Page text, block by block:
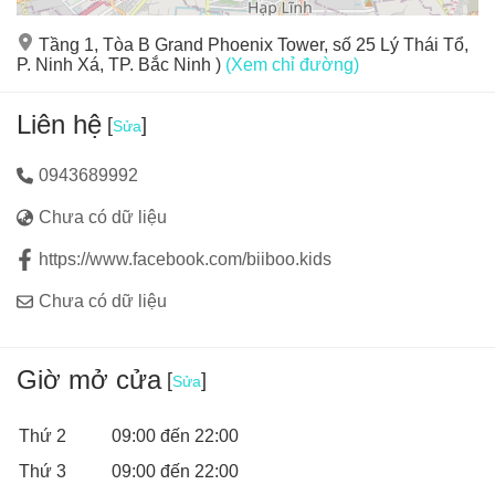
Tầng 1, Tòa B Grand Phoenix Tower, số 25 Lý Thái Tổ,
P. Ninh Xá, TP. Bắc Ninh ) (Xem chỉ đường)
Liên hệ [Sửa]
0943689992
Chưa có dữ liệu
https://www.facebook.com/biiboo.kids
Chưa có dữ liệu
Giờ mở cửa [Sửa]
Thứ 2
09:00 đến 22:00
Thứ 3
09:00 đến 22:00